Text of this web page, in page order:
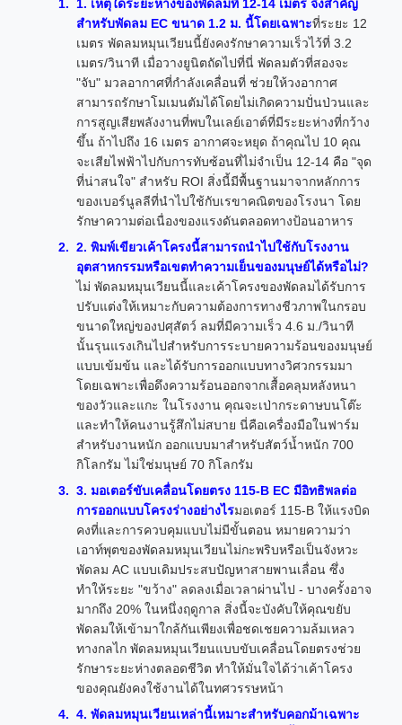
1. เหตุใดระยะห่างของพัดลมที่ 12-14 เมตร จึงสำคัญ
สำหรับพัดลม EC ขนาด 1.2 ม. นี้โดยเฉพาะที่ระยะ 12
เมตร พัดลมหมุนเวียนนี้ยังคงรักษาความเร็วไว้ที่ 3.2
เมตร/วินาที เมื่อวางยูนิตถัดไปที่นี่ พัดลมตัวที่สองจะ
"จับ" มวลอากาศที่กำลังเคลื่อนที่ ช่วยให้วงอากาศ
สามารถรักษาโมเมนตัมได้โดยไม่เกิดความปั่นป่วนและ
การสูญเสียพลังงานที่พบในเลย์เอาต์ที่มีระยะห่างที่กว้าง
ขึ้น ถ้าไปถึง 16 เมตร อากาศจะหยุด ถ้าคุณไป 10 คุณ
จะเสียไฟฟ้าไปกับการทับซ้อนที่ไม่จำเป็น 12-14 คือ "จุด
ที่น่าสนใจ" สำหรับ ROI สิ่งนี้มีพื้นฐานมาจากหลักการ
ของเบอร์นูลลีที่นำไปใช้กับเรขาคณิตของโรงนา โดย
รักษาความต่อเนื่องของแรงดันตลอดทางป้อนอาหาร
2. พิมพ์เขียวเค้าโครงนี้สามารถนำไปใช้กับโรงงาน
อุตสาหกรรมหรือเขตทำความเย็นของมนุษย์ได้หรือไม่?
ไม่ พัดลมหมุนเวียนนี้และเค้าโครงของพัดลมได้รับการ
ปรับแต่งให้เหมาะกับความต้องการทางชีวภาพในกรอบ
ขนาดใหญ่ของปศุสัตว์ ลมที่มีความเร็ว 4.6 ม./วินาที
นั้นรุนแรงเกินไปสำหรับการระบายความร้อนของมนุษย์
แบบเข้มข้น และได้รับการออกแบบทางวิศวกรรมมา
โดยเฉพาะเพื่อดึงความร้อนออกจากเสื้อคลุมหลังหนา
ของวัวและแกะ ในโรงงาน คุณจะเป่ากระดาษบนโต๊ะ
และทำให้คนงานรู้สึกไม่สบาย นี่คือเครื่องมือในฟาร์ม
สำหรับงานหนัก ออกแบบมาสำหรับสัตว์น้ำหนัก 700
กิโลกรัม ไม่ใช่มนุษย์ 70 กิโลกรัม
3. มอเตอร์ขับเคลื่อนโดยตรง 115-B EC มีอิทธิพลต่อ
การออกแบบโครงร่างอย่างไรมอเตอร์ 115-B ให้แรงบิด
คงที่และการควบคุมแบบไม่มีขั้นตอน หมายความว่า
เอาท์พุตของพัดลมหมุนเวียนไม่กะพริบหรือเป็นจังหวะ
พัดลม AC แบบเดิมประสบปัญหาสายพานเลื่อน ซึ่ง
ทำให้ระยะ "ขว้าง" ลดลงเมื่อเวลาผ่านไป - บางครั้งอาจ
มากถึง 20% ในหนึ่งฤดูกาล สิ่งนี้จะบังคับให้คุณขยับ
พัดลมให้เข้ามาใกล้กันเพียงเพื่อชดเชยความล้มเหลว
ทางกลไก พัดลมหมุนเวียนแบบขับเคลื่อนโดยตรงช่วย
รักษาระยะห่างตลอดชีวิต ทำให้มั่นใจได้ว่าเค้าโครง
ของคุณยังคงใช้งานได้ในทศวรรษหน้า
4. พัดลมหมุนเวียนเหล่านี้เหมาะสำหรับคอกม้าเฉพาะ